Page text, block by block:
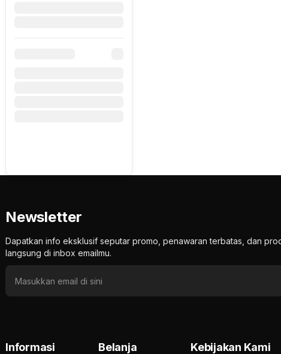
Newsletter
Dapatkan info eksklusif seputar promo, penawaran terbatas, dan
langsung di inbox emailmu.
Informasi Belanja Kebijakan Kami